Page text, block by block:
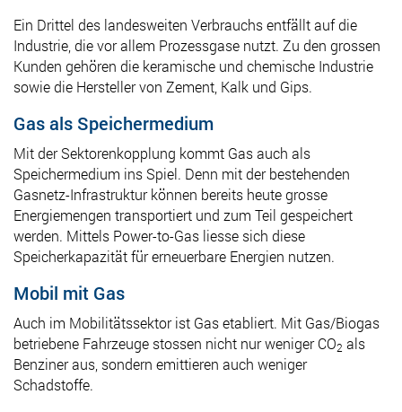
Ein Drittel des landesweiten Verbrauchs entfällt auf die
Industrie, die vor allem Prozessgase nutzt. Zu den grossen
Kunden gehören die keramische und chemische Industrie
sowie die Hersteller von Zement, Kalk und Gips.
Gas als Speichermedium
Mit der Sektorenkopplung kommt Gas auch als
Speichermedium ins Spiel. Denn mit der bestehenden
Gasnetz-Infrastruktur können bereits heute grosse
Energiemengen transportiert und zum Teil gespeichert
werden. Mittels Power-to-Gas liesse sich diese
Speicherkapazität für erneuerbare Energien nutzen.
Mobil mit Gas
Auch im Mobilitätssektor ist Gas etabliert. Mit Gas/Biogas
betriebene Fahrzeuge stossen nicht nur weniger CO2 als
Benziner aus, sondern emittieren auch weniger
Schadstoffe.